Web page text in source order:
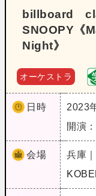
billboard
SNOOPY
Night》
オーケストラ
日時
2023
開演
会場 兵庫｜